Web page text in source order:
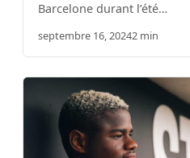
Barcelone durant l’été…
septembre 16, 20242 min